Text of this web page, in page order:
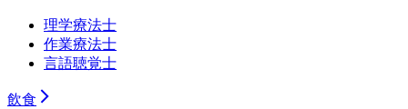
理学療法士
作業療法士
言語聴覚士
飲食